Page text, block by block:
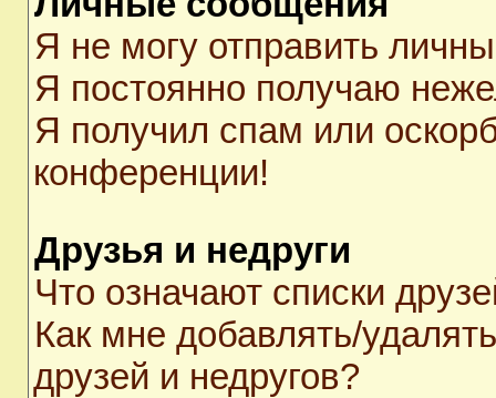
Я не могу отправить
Я постоянно получаю
Я получил спам или
конференции!
Друзья и недруги
Что означают списки
Как мне добавлять/
друзей и недругов?